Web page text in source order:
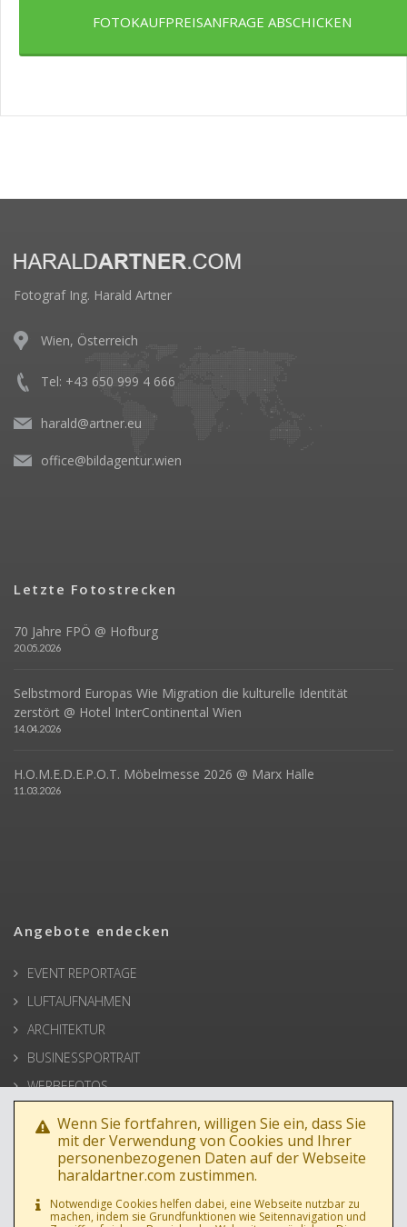
FOTOKAUFPREISANFRAGE ABSCHICKEN
Fotograf Ing. Harald Artner
Wien, Österreich
Tel: +43 650 999 4 666
harald@artner.eu
office@bildagentur.wien
Letzte Fotostrecken
70 Jahre FPÖ @ Hofburg
20.05.2026
Selbstmord Europas Wie Migration die kulturelle Identität
zerstört @ Hotel InterContinental Wien
14.04.2026
H.O.M.E.D.E.P.O.T. Möbelmesse 2026 @ Marx Halle
11.03.2026
Angebote endecken
EVENT REPORTAGE
LUFTAUFNAHMEN
ARCHITEKTUR
BUSINESSPORTRAIT
WERBEFOTOS
HOCHZEIT
PRESSE
Wenn Sie fortfahren, willigen Sie ein, dass Sie
mit der Verwendung von Cookies und Ihrer
personenbezogenen Daten auf der Webseite
haraldartner.com zustimmen.
Notwendige Cookies helfen dabei, eine Webseite nutzbar zu
machen, indem sie Grundfunktionen wie Seitennavigation und